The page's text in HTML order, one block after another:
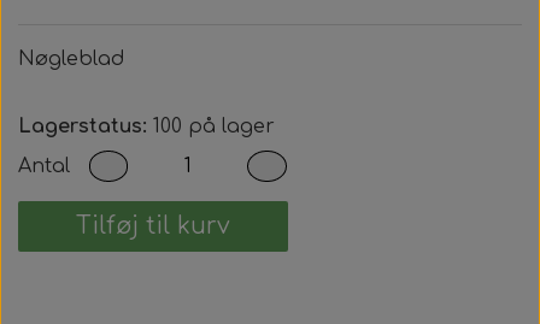
Nøgleblad
Lagerstatus: 100 på lager
Antal
Tilføj til kurv